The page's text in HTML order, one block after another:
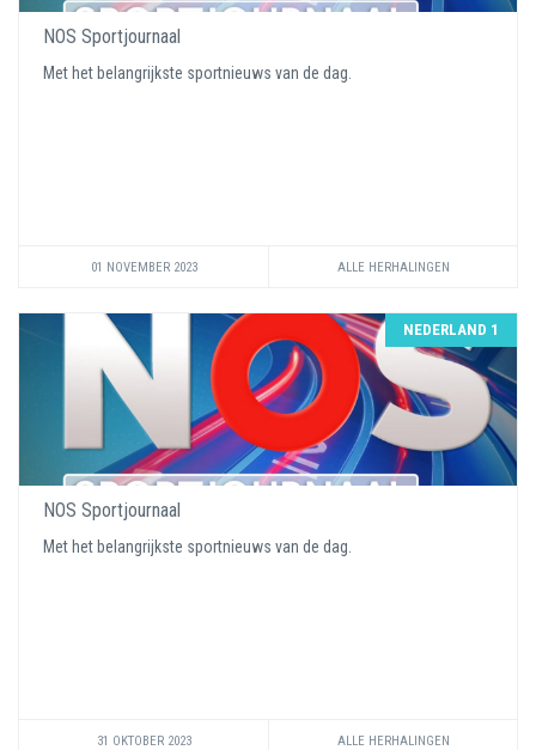
NOS Sportjournaal
Met het belangrijkste sportnieuws van de dag.
01 NOVEMBER 2023 ALLE HERHALINGEN
NEDERLAND 1
NOS Sportjournaal
Met het belangrijkste sportnieuws van de dag.
31 OKTOBER 2023 ALLE HERHALINGEN